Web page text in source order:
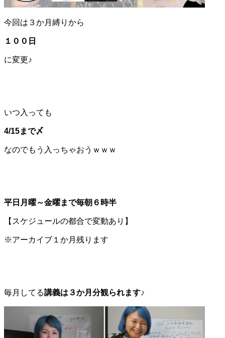
今回は３か月縛りから
１００日
に変更♪
いつ入っても
4/15まで〆
なのでもう入っちゃおうｗｗｗ
平日月曜～金曜まで毎朝６時半
【スケジュールの都合で変動あり】
※アーカイブ１か月残ります
毎月してる講義は３か月分観られます♪